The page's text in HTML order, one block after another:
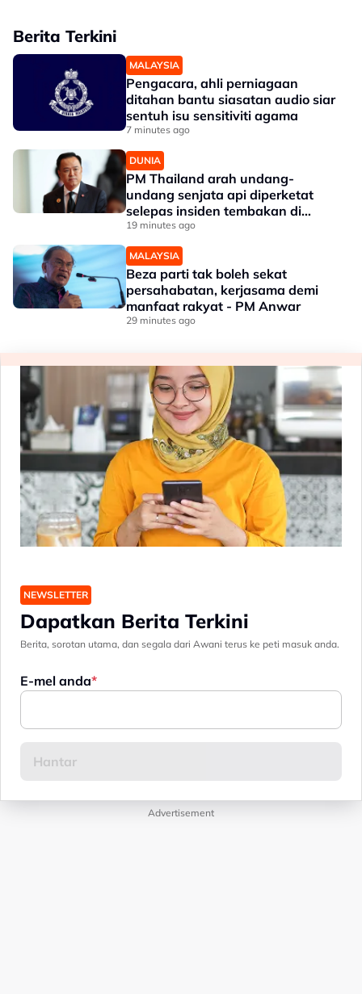
Berita Terkini
MALAYSIA
Pengacara, ahli perniagaan
ditahan bantu siasatan audio siar
sentuh isu sensitiviti agama
7 minutes ago
DUNIA
PM Thailand arah undang-
undang senjata api diperketat
selepas insiden tembakan di
sekolah
19 minutes ago
MALAYSIA
Beza parti tak boleh sekat
persahabatan, kerjasama demi
manfaat rakyat - PM Anwar
29 minutes ago
NEWSLETTER
Dapatkan Berita Terkini
Berita, sorotan utama, dan segala dari Awani terus ke peti masuk anda.
E-mel anda
Advertisement